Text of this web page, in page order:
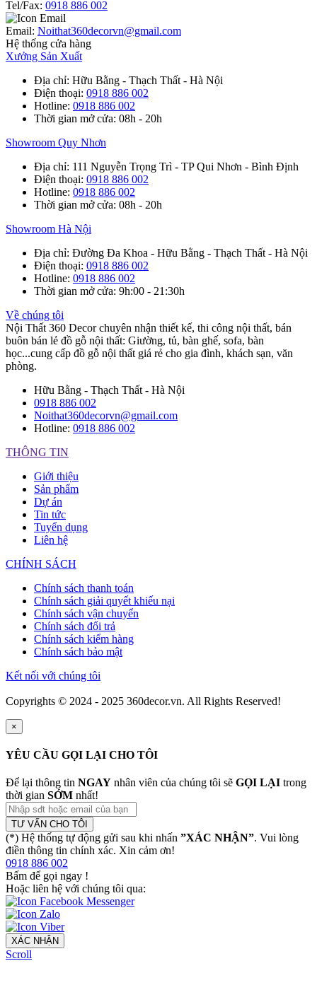
Tel/Fax: 0918 886 002
Email: Noithat360decorvn@gmail.com
Hệ thống cửa hàng
Xưởng Sản Xuất
Địa chỉ: Hữu Bằng - Thạch Thất - Hà Nội
Điện thoại: 0918 886 002
Hotline: 0918 886 002
Thời gian mở cửa: 08h - 20h
Showroom Quy Nhơn
Địa chỉ: 111 Nguyễn Trọng Trì - TP Qui Nhơn - Bình Định
Điện thoại: 0918 886 002
Hotline: 0918 886 002
Thời gian mở cửa: 08h - 20h
Showroom Hà Nội
Địa chỉ: Đường Đa Khoa - Hữu Bằng - Thạch Thất - Hà Nội
Điện thoại: 0918 886 002
Hotline: 0918 886 002
Thời gian mở cửa: 9h:00 - 21:30h
Về chúng tôi
Nội Thất 360 Decor chuyên nhận thiết kế, thi công nội thất, bán
buôn bán lẻ đồ gỗ nội thất: Giường, tủ, bàn ghế, sofa, bàn
học...cung cấp đồ gỗ nội thất giá rẻ cho gia đình, khách sạn, văn
phòng.
Hữu Bằng - Thạch Thất - Hà Nội
0918 886 002
Noithat360decorvn@gmail.com
Hotline: 0918 886 002
THÔNG TIN
Giới thiệu
Sản phẩm
Dự án
Tin tức
Tuyển dụng
Liên hệ
CHÍNH SÁCH
Chính sách thanh toán
Chính sách giải quyết khiếu nại
Chính sách vận chuyển
Chính sách đổi trả
Chính sách kiểm hàng
Chính sách bảo mật
Kết nối với chúng tôi
Copyrights © 2024 - 2025 360decor.vn. All Rights Reserved!
×
YÊU CẦU GỌI LẠI CHO TÔI
Để lại thông tin NGAY nhân viên của chúng tôi sẽ GỌI LẠI trong
thời gian SỚM nhất!
TƯ VẤN CHO TÔI
(*) Hệ thống tự động gửi sau khi nhấn ”XÁC NHẬN”. Vui lòng
điền thông tin chính xác. Xin cảm ơn!
0918 886 002
Bấm để gọi ngay !
Hoặc liên hệ với chúng tôi qua:
XÁC NHẬN
Scroll